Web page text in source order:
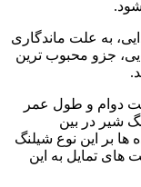
غذایی، به علت ماندگاری
جزو محبوب ترین
دوام و طول عمر
شیر در بین
ها بر این نوع شیلنگ
های تمایل به این